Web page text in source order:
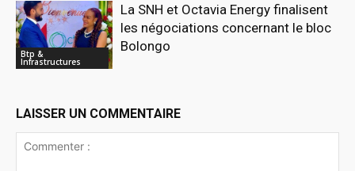
Btp &
Infrastructures
La SNH et Octavia Energy finalisent
les négociations concernant le bloc
Bolongo
LAISSER UN COMMENTAIRE